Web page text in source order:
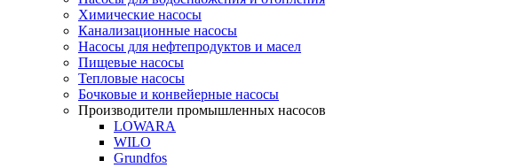
Химические насосы
Канализационные насосы
Насосы для нефтепродуктов и масел
Пищевые насосы
Тепловые насосы
Бочковые и конвейерные насосы
Производители промышленных насосов
LOWARA
WILO
Grundfos